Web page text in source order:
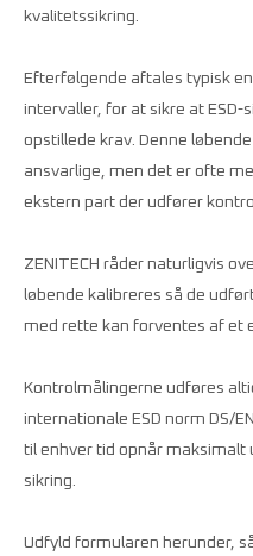
kvalitetssikring.
Efterfølgende aftales typisk
intervaller, for at sikre at ESD-
opstillede krav. Denne
ansvarlige, men det er ofte
ekstern part der udfører
ZENITECH råder naturligvis
løbende kalibreres så de
med rette kan forventes af et
Kontrolmålingerne udføres
internationale ESD norm DS/
til enhver tid opnår maksimalt
sikring.
Udfyld formularen herunder,